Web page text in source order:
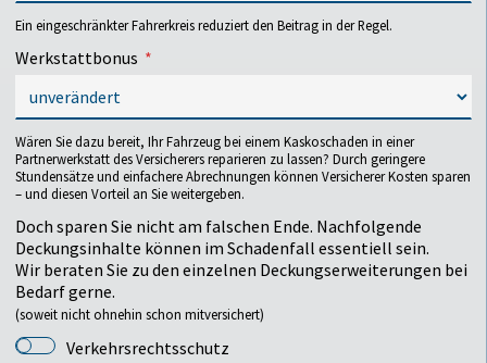
Ein eingeschränkter Fahrerkreis reduziert den Beitrag in der Regel.
Auflistung der Fahrer mit Geschlecht, Geburtsdatum und
Werkstattbonus
Wären Sie dazu bereit, Ihr Fahrzeug bei einem Kaskoschaden in einer
Partnerwerkstatt des Versicherers reparieren zu lassen? Durch geringere
Stundensätze und einfachere Abrechnungen können Versicherer Kosten sparen
– und diesen Vorteil an Sie weitergeben.
Doch sparen Sie nicht am falschen Ende. Nachfolgende
Deckungsinhalte können im Schadenfall essentiell sein.
Wir beraten Sie zu den einzelnen Deckungserweiterungen bei
Bedarf gerne.
(soweit nicht ohnehin schon mitversichert)
Verkehrsrechtsschutz